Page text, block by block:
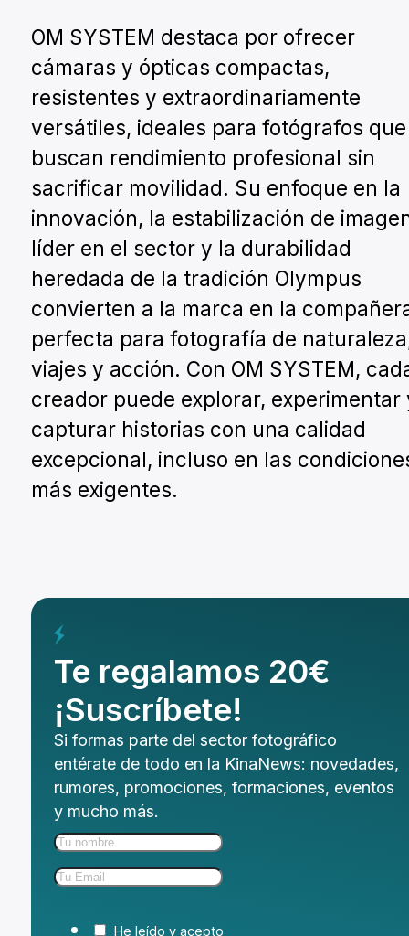
OM SYSTEM destaca por ofrecer
cámaras y ópticas compactas,
resistentes y extraordinariamente
versátiles, ideales para fotógrafos que
buscan rendimiento profesional sin
sacrificar movilidad. Su enfoque en la
innovación, la estabilización de
líder en el sector y la durabilidad
heredada de la tradición Olympus
convierten a la marca en la
perfecta para fotografía de
viajes y acción. Con OM SYSTEM,
creador puede explorar, experimentar
capturar historias con una calidad
excepcional, incluso en las
más exigentes.
Te regalamos 20€
¡Suscríbete!
Si formas parte del sector fotográfico
entérate de todo en la KinaNews: novedades,
rumores, promociones, formaciones, eventos
y mucho más.
He leído y acepto